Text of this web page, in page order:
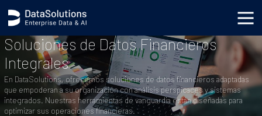
Soluciones de Datos Financieros
Integrales
En DataSolutions, ofrecemos soluciones de datos financieros adaptadas
que empoderan a su organización con análisis perspicaces y sistemas
integrados. Nuestras herramientas de vanguardia están diseñadas para
optimizar sus operaciones financieras.